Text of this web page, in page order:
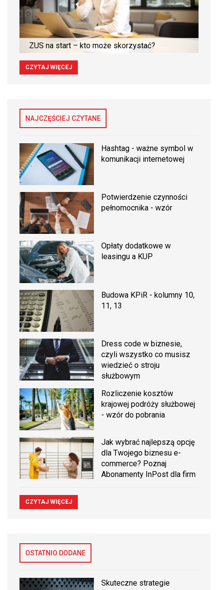
ZUS na start – kto może skorzystać?
CZYTAJ WIĘCEJ
NAJCZĘŚCIEJ CZYTANE
Hashtag - ważne symbol w
komunikacji internetowej
Potwierdzenie czynności
pełnomocnika - wzór
Opłaty dodatkowe w
leasingu a KUP
Budowa KPiR - kolumny 10,
11, 13
Dress code w biznesie,
czyli wszystko co musisz
wiedzieć o stroju
służbowym
Rozliczenie kosztów
krajowej podróży służbowej
- wzór do pobrania
Jak wybrać najlepszą opcję
dla Twojego biznesu e-
commerce? Poznaj
Abonamenty InPost dla firm
CZYTAJ WIĘCEJ
OSTATNIO DODANE
Skuteczne strategie